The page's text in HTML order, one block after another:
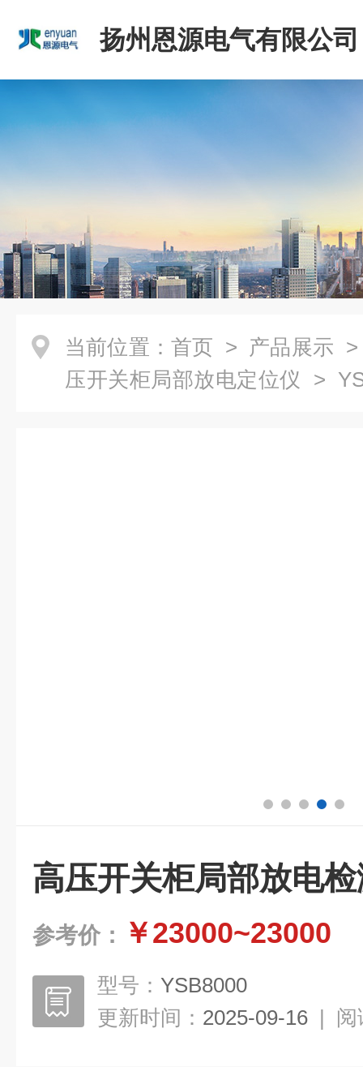
扬州恩源电气有限公司
当前位置： 首页 > 产品展示
压开关柜局部放电定位仪 >
高压开关柜局部放电
参考价： ￥23000~23000
型号： YSB8000
更新时间： 2025-09-16 | 阅